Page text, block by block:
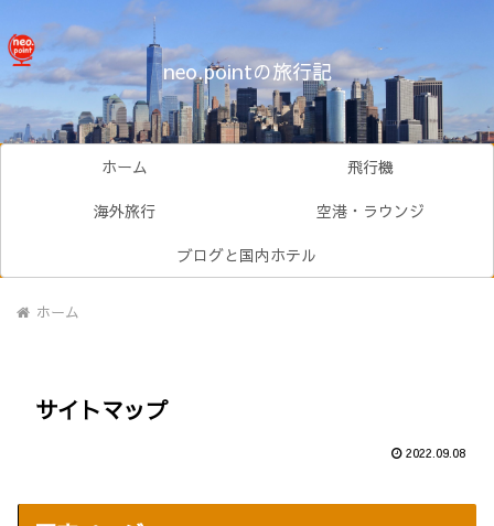
neo.pointの旅行記
ホーム
飛行機
海外旅行
空港・ラウンジ
ブログと国内ホテル
ホーム
サイトマップ
2022.09.08